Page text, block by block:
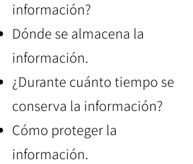
información?
Dónde se almacena la
información.
¿Durante cuánto tiempo se
conserva la información?
Cómo proteger la
información.